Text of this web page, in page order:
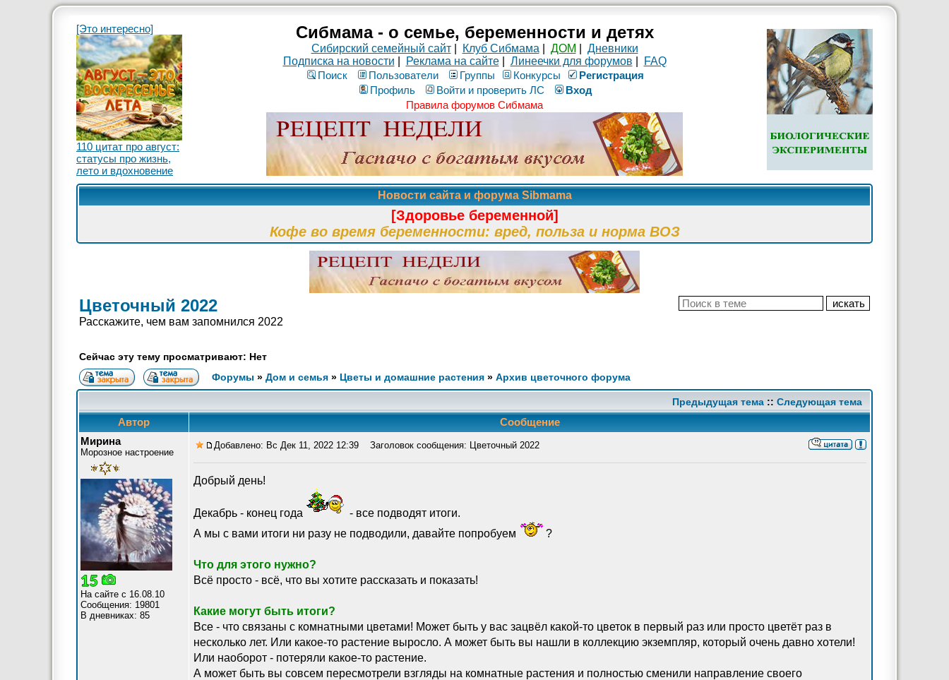
[Это интересно]
110 цитат про август:
статусы про жизнь,
лето и вдохновение
Сибмама - о семье, беременности и детях
Сибирский семейный сайт| Клуб Сибмама ДОМ
Дневники
Подписка на новости
Реклама на сайте| Линеечки для форумов
FAQ
Поиск
Пользователи Группы Конкурсы
Рeгиcтpaция
Профиль
Войти и проверить ЛС
Вход
Правила форумов Сибмама
Новости сайта и форума Sibmama
[Здоровье беременной]
Кофе во время беременности: вред, польза и норма ВОЗ
Цветочный 2022
Расскажите, чем вам запомнился 2022
Сейчас эту тему просматривают: Нет
Форумы » Дом и семья » Цветы и домашние растения » Архив цветочного форума
Предыдущая тема :: Следующая тема
Автор
Сообщение
Мирина
Морозное настроение
На сайте с 16.08.10
Сообщения: 19801
В дневниках: 85
Добавлено: Вс Дек 11, 2022 12:39 Заголовок сообщения: Цветочный 2022
Добрый день!
Декабрь - конец года
- все подводят итоги.
А мы с вами итоги ни разу не подводили, давайте попробуем
?
Что для этого нужно?
Всё просто - всё, что вы хотите рассказать и показать!
Какие могут быть итоги?
Все - что связаны с комнатными цветами! Может быть у вас зацвёл какой-то цветок в первый раз или просто цветёт раз в
несколько лет. Или какое-то растение выросло. А может быть вы нашли в коллекцию экземпляр, который очень давно хотели!
Или наоборот - потеряли какое-то растение.
А может быть вы совсем пересмотрели взгляды на комнатные растения и полностью сменили направление своего